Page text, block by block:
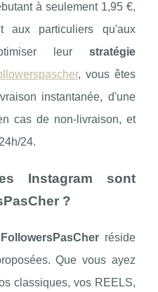
à seulement 1,95 €,
aux particuliers qu'aux
leur stratégie
, vous êtes
instantanée, d'une
cas de non-livraison, et
24.
Instagram sont
?
FollowersPasCherréside
Que vous ayez
classiques, vos REELS,